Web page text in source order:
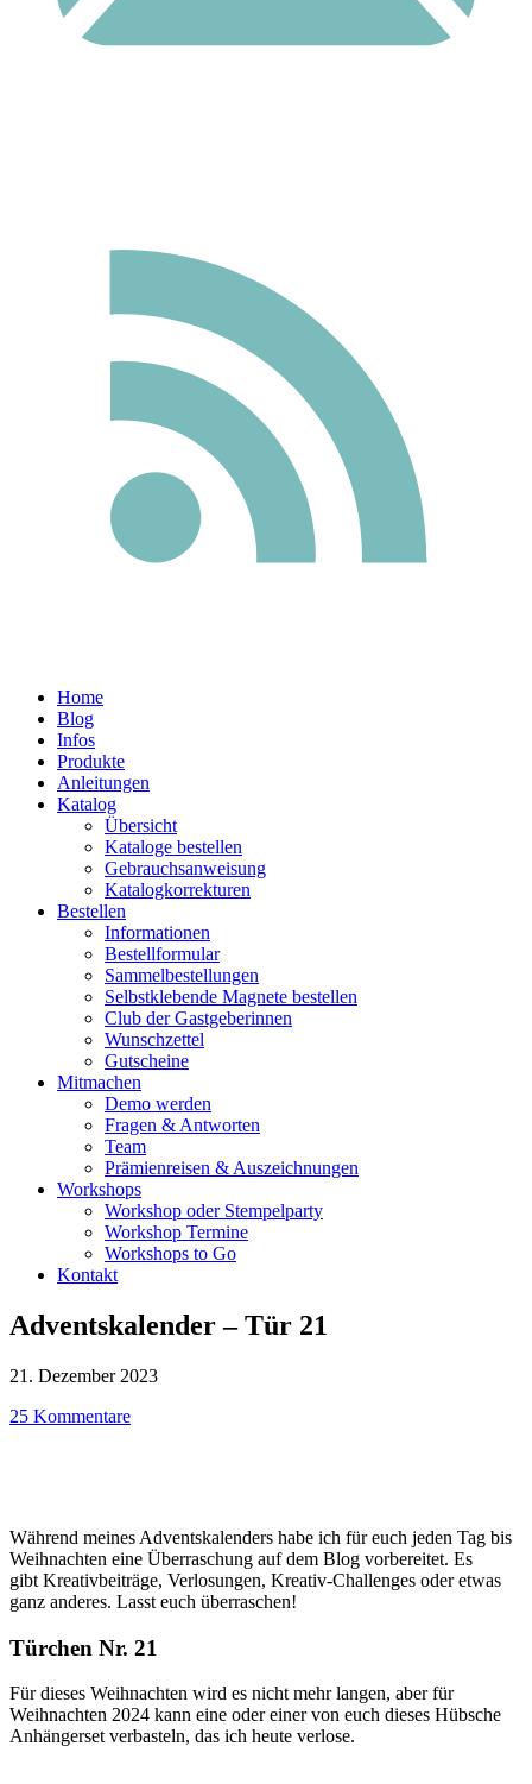
Home
Blog
Infos
Produkte
Anleitungen
Katalog
Übersicht
Kataloge bestellen
Gebrauchsanweisung
Katalogkorrekturen
Bestellen
Informationen
Bestellformular
Sammelbestellungen
Selbstklebende Magnete bestellen
Club der Gastgeberinnen
Wunschzettel
Gutscheine
Mitmachen
Demo werden
Fragen & Antworten
Team
Prämienreisen & Auszeichnungen
Workshops
Workshop oder Stempelparty
Workshop Termine
Workshops to Go
Kontakt
Adventskalender – Tür 21
21. Dezember 2023
25 Kommentare
Während meines Adventskalenders habe ich für euch jeden Tag bis
Weihnachten eine Überraschung auf dem Blog vorbereitet. Es
gibt Kreativbeiträge, Verlosungen, Kreativ-Challenges oder etwas
ganz anderes. Lasst euch überraschen!
Türchen Nr. 21
Für dieses Weihnachten wird es nicht mehr langen, aber für
Weihnachten 2024 kann eine oder einer von euch dieses Hübsche
Anhängerset verbasteln, das ich heute verlose.